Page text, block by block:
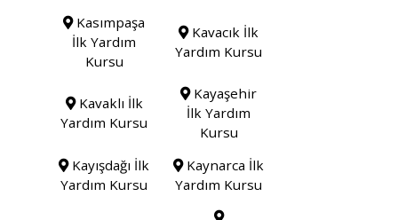
Kasımpaşa
İlk Yardım
Kursu
Kavacık İlk
Yardım Kursu
Kavaklı İlk
Yardım Kursu
Kayaşehir
İlk Yardım
Kursu
Kayışdağı İlk
Yardım Kursu
Kaynarca İlk
Yardım Kursu